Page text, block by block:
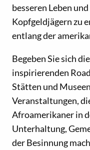
besseren Leben
Kopfgeldjägern zu
entlang der
Begeben Sie sich
inspirierenden
Stätten und
Veranstaltungen,
Afroamerikaner in
Unterhaltung,
der Besinnung